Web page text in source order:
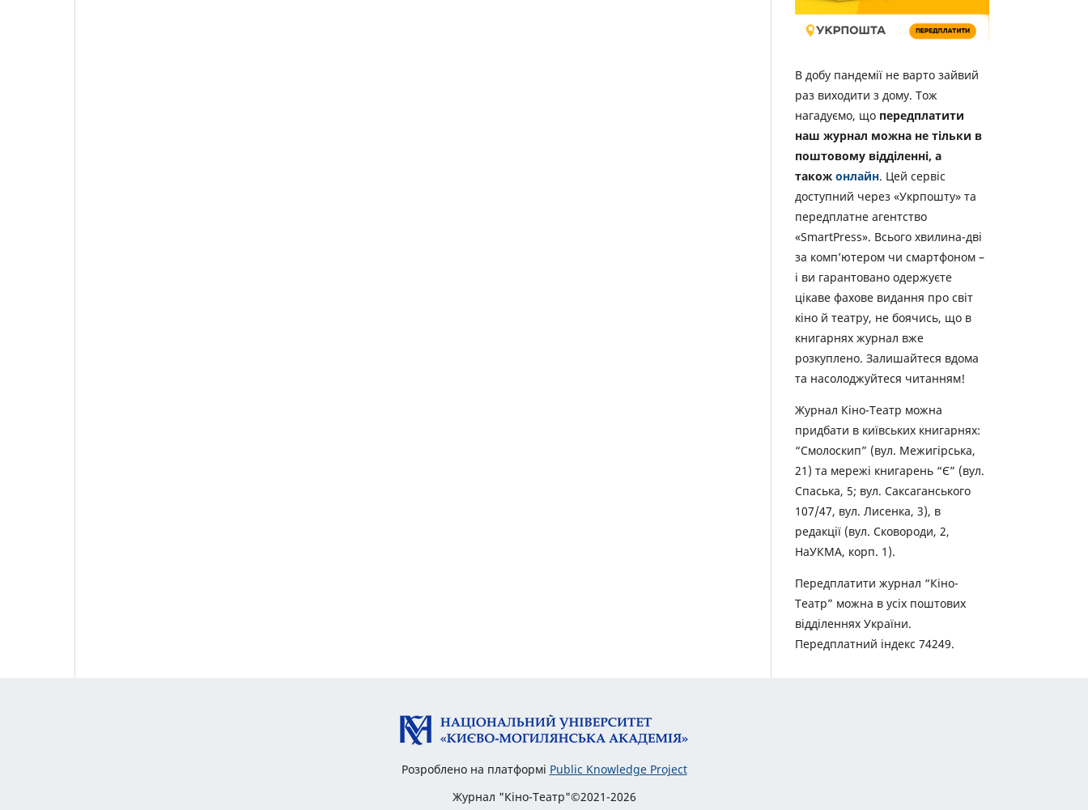
В добу пандемії не варто зайвий
раз виходити з дому. Тож
нагадуємо, що передплатити
наш журнал можна не тільки в
поштовому відділенні, а
також онлайн. Цей сервіс
доступний через «Укрпошту» та
передплатне агентство
«SmartPress». Всього хвилина-дві
за комп’ютером чи смартфоном –
і ви гарантовано одержуєте
цікаве фахове видання про світ
кіно й театру, не боячись, що в
книгарнях журнал вже
розкуплено. Залишайтеся вдома
та насолоджуйтеся читанням!
Журнал Кіно-Театр можна
придбати в київських книгарнях:
“Смолоскип” (вул. Межигірська,
21) та мережі книгарень “Є” (вул.
Спаська, 5; вул. Саксаганського
107/47, вул. Лисенка, 3), в
редакції (вул. Сковороди, 2,
НаУКМА, корп. 1).
Передплатити журнал “Кіно-
Театр” можна в усіх поштових
відділеннях України.
Передплатний індекс 74249.
Розроблено на платформі Public Knowledge Project
Журнал "Кіно-Театр"©2021-2026